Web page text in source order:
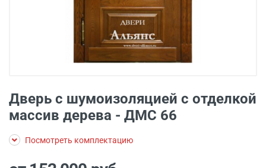
Дверь с шумоизоляцией с отделкой
массив дерева - ДМС 66
Посмотреть комплектацию